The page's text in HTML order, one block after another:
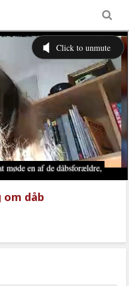
om dåb